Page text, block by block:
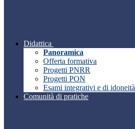
Didattica
Panoramica
Offerta formativa
Progetti PNRR
Progetti PON
Esami integrativi e di idoneità
Comunità di pratiche